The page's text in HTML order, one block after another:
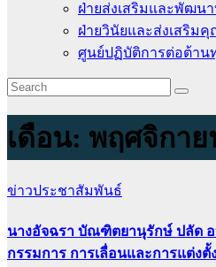
ฝ่ายส่งเสริมและพัฒน
ฝ่ายวินัยและส่งเสริม
ศูนย์ปฏิบัติการต่อต้าน
เดือน: พฤศจิกาย
ข่าวประชาสัมพันธ์
นางอัจฉรา บัณฑิตยานุรักษ์ ปลัด
กรรมการ การเลื่อนและการแต่ง